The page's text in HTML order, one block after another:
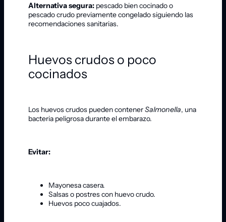
Alternativa segura: pescado bien cocinado o
pescado crudo previamente congelado siguiendo las
recomendaciones sanitarias.
Huevos crudos o poco
cocinados
Los huevos crudos pueden contenerSalmonella, una
bacteria peligrosa durante el embarazo.
Evitar:
Mayonesa casera.
Salsas o postres con huevo crudo.
Huevos poco cuajados.